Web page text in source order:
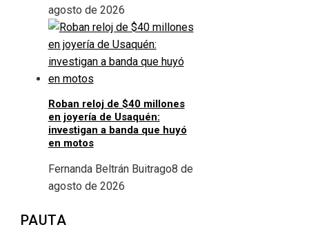
agosto de 2026
Roban reloj de $40 millones
en joyería de Usaquén:
investigan a banda que huyó
en motos
Fernanda Beltrán Buitrago8 de
agosto de 2026
PAUTA